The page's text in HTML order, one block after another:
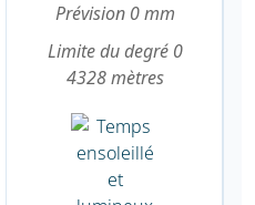
Prévision 0 mm
Limite du degré 0
4328 mètres